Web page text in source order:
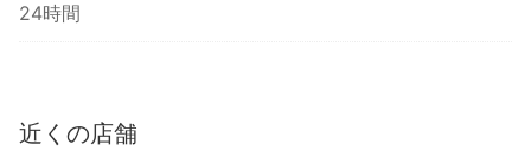
24時間
近くの店舗